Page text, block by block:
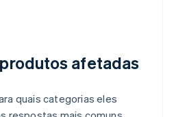
afetadas
quais categorias eles